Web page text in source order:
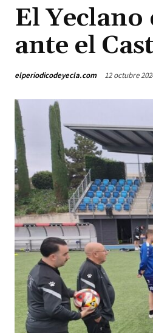
El
ante el
elperiodicodeyecla.com 12 octubre